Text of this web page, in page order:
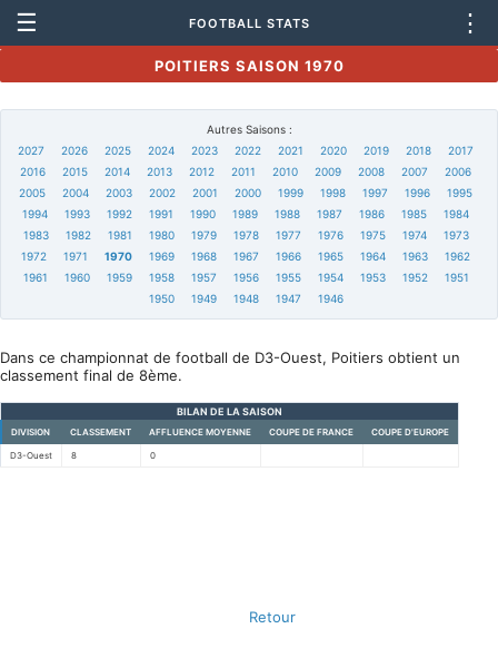
☰ FOOTBALL STATS ⋮
POITIERS SAISON 1970
Autres Saisons :
2027
2026 2025 2024 2023 2022 2021 2020 2019 2018
2017
2016
2015 2014 2013 2012 2011 2010 2009 2008 2007
2006
2005
2004 2003 2002 2001 2000 1999 1998 1997 1996
1995
1994
1993 1992 1991 1990 1989 1988 1987 1986 1985
1984
1983
1982 1981 1980 1979 1978 1977 1976 1975 1974
1973
1972
1971 1970 1969 1968 1967 1966 1965 1964 1963
1962
1961
1960 1959 1958 1957 1956 1955 1954 1953 1952
1951
1950
1949 1948 1947 1946
Dans ce championnat de football de D3-Ouest, Poitiers obtient un
classement final de 8ème.
BILAN DE LA SAISON
DIVISION CLASSEMENT AFFLUENCE MOYENNE COUPE DE FRANCE COUPE D'EUROPE
D3-Ouest 8 0
Retour